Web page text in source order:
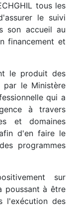
tous les
le suivi
son accueil au
financement et
le produit des
par le Ministère
qui a
à travers
et domaines
d'en faire le
programmes
sur
poussant à être
l'exécution des